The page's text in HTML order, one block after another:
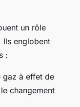
un rôle
Ils englobent
:
gaz à effet de
changement